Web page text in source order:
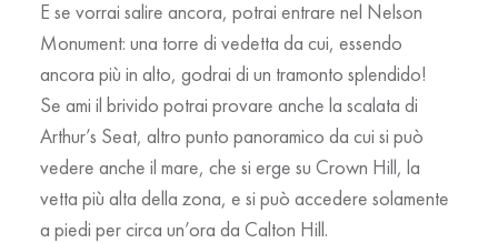
E se vorrai salire ancora, potrai entrare nel Nelson
Monument: una torre di vedetta da cui, essendo
ancora più in alto, godrai di un tramonto splendido!
Se ami il brivido potrai provare anche la scalata di
Arthur’s Seat, altro punto panoramico da cui si può
vedere anche il mare, che si erge su Crown Hill, la
vetta più alta della zona, e si può accedere solamente
a piedi per circa un’ora da Calton Hill.